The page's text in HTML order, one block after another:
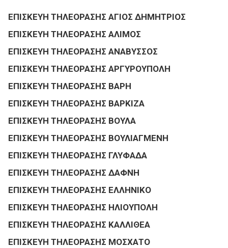
ΕΠΙΣΚΕΥΗ ΤΗΛΕΟΡΑΣΗΣ ΑΓΙΟΣ ΔΗΜΗΤΡΙΟΣ
ΕΠΙΣΚΕΥΗ ΤΗΛΕΟΡΑΣΗΣ ΑΛΙΜΟΣ
ΕΠΙΣΚΕΥΗ ΤΗΛΕΟΡΑΣΗΣ ΑΝΑΒΥΣΣΟΣ
ΕΠΙΣΚΕΥΗ ΤΗΛΕΟΡΑΣΗΣ ΑΡΓΥΡΟΥΠΟΛΗ
ΕΠΙΣΚΕΥΗ ΤΗΛΕΟΡΑΣΗΣ ΒΑΡΗ
ΕΠΙΣΚΕΥΗ ΤΗΛΕΟΡΑΣΗΣ ΒΑΡΚΙΖΑ
ΕΠΙΣΚΕΥΗ ΤΗΛΕΟΡΑΣΗΣ ΒΟΥΛΑ
ΕΠΙΣΚΕΥΗ ΤΗΛΕΟΡΑΣΗΣ ΒΟΥΛΙΑΓΜΕΝΗ
ΕΠΙΣΚΕΥΗ ΤΗΛΕΟΡΑΣΗΣ ΓΛΥΦΑΔΑ
ΕΠΙΣΚΕΥΗ ΤΗΛΕΟΡΑΣΗΣ ΔΑΦΝΗ
ΕΠΙΣΚΕΥΗ ΤΗΛΕΟΡΑΣΗΣ ΕΛΛΗΝΙΚΟ
ΕΠΙΣΚΕΥΗ ΤΗΛΕΟΡΑΣΗΣ ΗΛΙΟΥΠΟΛΗ
ΕΠΙΣΚΕΥΗ ΤΗΛΕΟΡΑΣΗΣ ΚΑΛΛΙΘΕΑ
ΕΠΙΣΚΕΥΗ ΤΗΛΕΟΡΑΣΗΣ ΜΟΣΧΑΤΟ